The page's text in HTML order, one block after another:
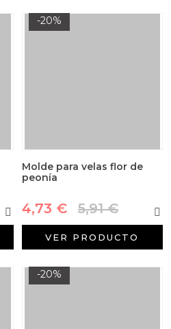
-20%
Molde para velas flor de
peonía
4,73 € 5,91 €
VER PRODUCTO
-20%